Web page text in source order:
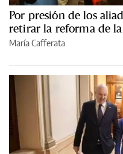
Por presión de los
retirar la reforma de
María Cafferata